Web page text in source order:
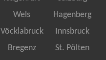
Wels
Hagenberg
Vöcklabruck
Innsbruck
Bregenz
St. Pölten